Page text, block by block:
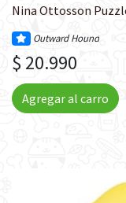
Outward Hound
$ 20.990
Agregar al carro